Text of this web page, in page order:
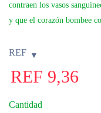
contraen los vasos
y que el corazón bombee
REF
REF 9,36
Cantidad